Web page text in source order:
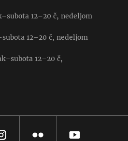
12–20 č, nedeljom
12–20 č, nedeljom
12–20 č,